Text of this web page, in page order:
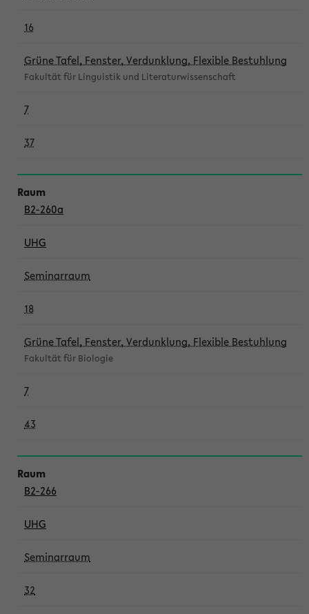
16
Grüne Tafel, Fenster, Verdunklung, Flexible Bestuhlung
Fakultät für Linguistik und Literaturwissenschaft
7
37
B2-260a
UHG
Seminarraum
18
Grüne Tafel, Fenster, Verdunklung, Flexible Bestuhlung
Fakultät für Biologie
7
43
B2-266
UHG
Seminarraum
32